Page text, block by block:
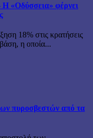
«Οδύσσεια» φέρνει
18% στις κρατήσεις
η οποία...
πυροσβεστών από τα